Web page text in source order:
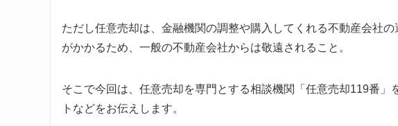
ただし任意売却は、金融機関の調整や購入してくれる不動産会社
がかかるため、一般の不動産会社からは敬遠されること。
そこで今回は、任意売却を専門とする相談機関「任意売却119番」
トなどをお伝えします。